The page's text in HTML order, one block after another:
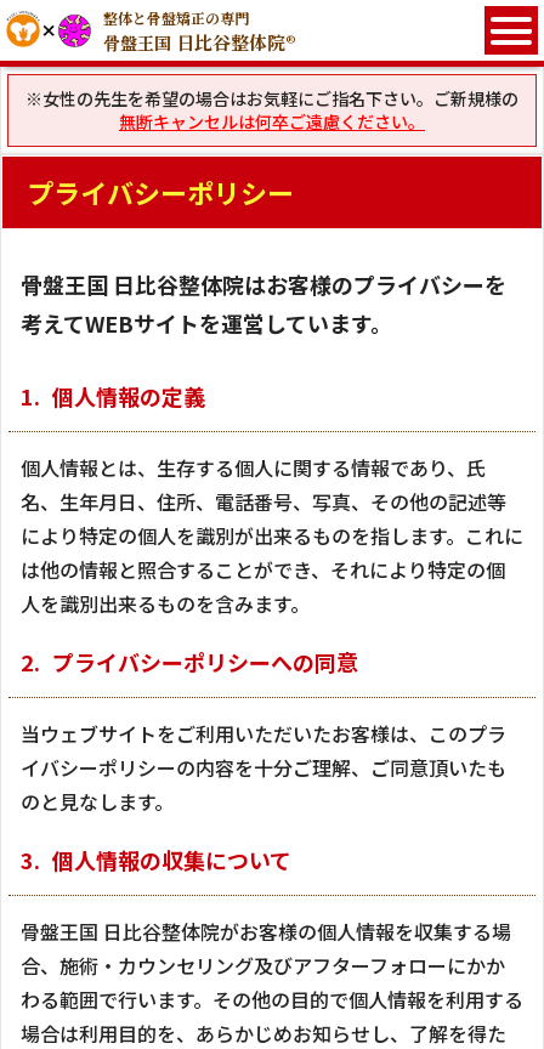
整体と骨盤矯正の専門
骨盤王国 日比谷整体院®
※女性の先生を希望の場合はお気軽にご指名下さい。ご新規様の
無断キャンセルは何卒ご遠慮ください。
プライバシーポリシー
骨盤王国 日比谷整体院はお客様のプライバシーを
考えてWEBサイトを運営しています。
個人情報の定義
個人情報とは、生存する個人に関する情報であり、氏
名、生年月日、住所、電話番号、写真、その他の記述等
により特定の個人を識別が出来るものを指します。これに
は他の情報と照合することができ、それにより特定の個
人を識別出来るものを含みます。
プライバシーポリシーへの同意
当ウェブサイトをご利用いただいたお客様は、このプラ
イバシーポリシーの内容を十分ご理解、ご同意頂いたも
のと見なします。
個人情報の収集について
骨盤王国 日比谷整体院がお客様の個人情報を収集する場
合、施術・カウンセリング及びアフターフォローにかか
わる範囲で行います。その他の目的で個人情報を利用する
場合は利用目的を、あらかじめお知らせし、了解を得た